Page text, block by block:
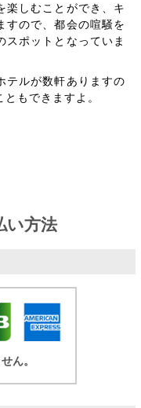
楽しむことができ、キ
すので、都会の喧騒を
スポットとなっていま
テルが数軒ありますの
もできますよ。
い方法
ん。